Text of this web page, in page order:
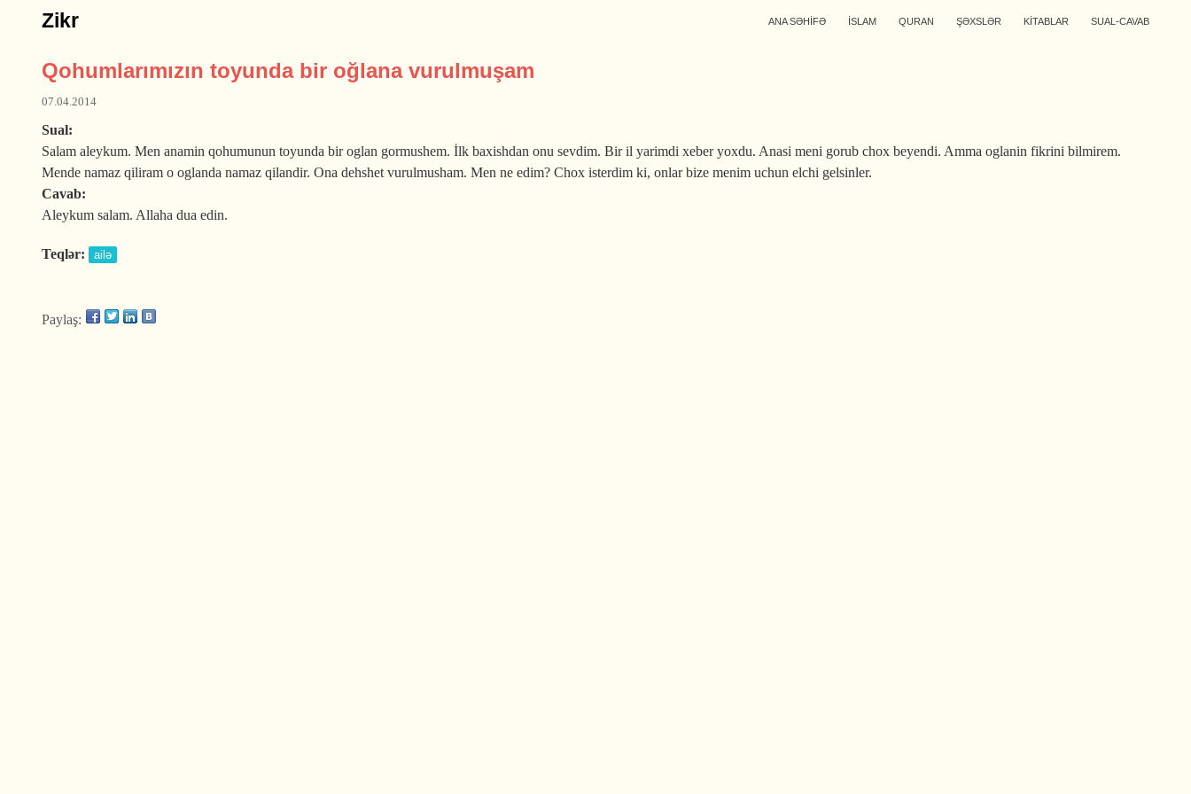
Zikr ANA SƏHİFƏ İSLAM QURAN ŞƏXSLƏR KİTABLAR SUAL-CAVAB
Qohumlarımızın toyunda bir oğlana vurulmuşam
07.04.2014
Sual:
Salam aleykum. Men anamin qohumunun toyunda bir oglan gormushem. İlk baxishdan onu sevdim. Bir il yarimdi xeber yoxdu. Anasi meni gorub chox beyendi. Amma oglanin fikrini bilmirem.
Mende namaz qiliram o oglanda namaz qilandir. Ona dehshet vurulmusham. Men ne edim? Chox isterdim ki, onlar bize menim uchun elchi gelsinler.
Cavab:
Aleykum salam. Allaha dua edin.
Teqlər: ailə
Paylaş: